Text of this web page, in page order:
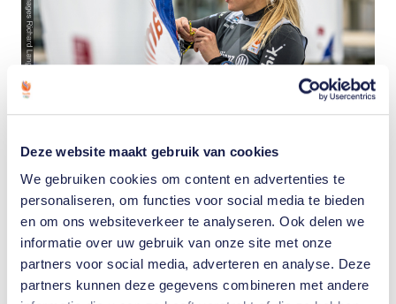
Deze website maakt gebruik van cookies
We gebruiken cookies om content en advertenties te
personaliseren, om functies voor social media te bieden
en om ons websiteverkeer te analyseren. Ook delen we
informatie over uw gebruik van onze site met onze
partners voor social media, adverteren en analyse. Deze
partners kunnen deze gegevens combineren met andere
Bouwmeester razendsnel terug aan de top om
mee te doen aan haar vierde Olympische
Spelen. Maar door het moederschap was de
voorbereiding deze keer wel anders.
Lees haar verhaal